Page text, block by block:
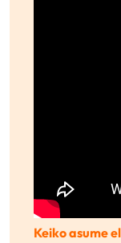
Keiko asume